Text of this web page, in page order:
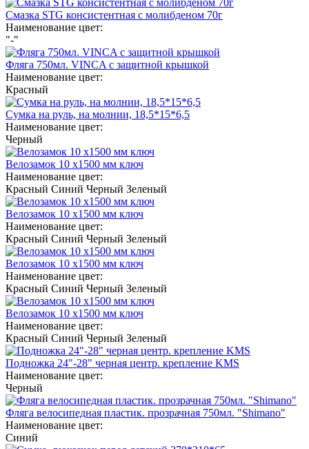
Смазка STG консистентная с молибденом 70г
Наименование цвет:
"-"
Фляга 750мл. VINCA с защитной крышкой
Наименование цвет:
Красный
Сумка на руль, на молнии, 18,5*15*6,5
Наименование цвет:
Черный
Велозамок 10 х1500 мм ключ
Наименование цвет:
Красный Синий Черный Зеленый
Велозамок 10 х1500 мм ключ
Наименование цвет:
Красный Синий Черный Зеленый
Велозамок 10 х1500 мм ключ
Наименование цвет:
Красный Синий Черный Зеленый
Велозамок 10 х1500 мм ключ
Наименование цвет:
Красный Синий Черный Зеленый
Подножка 24"-28" черная центр. крепление KMS
Наименование цвет:
Черный
Фляга велосипедная пластик. прозрачная 750мл. "Shimano"
Наименование цвет:
Синий